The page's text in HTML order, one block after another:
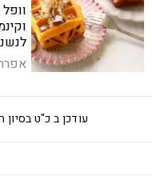
כ"ט בסיון עודכן ב